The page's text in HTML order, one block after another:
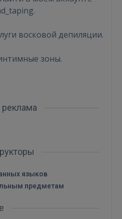
Запомнить?
восковой депиляции.
зоны.
реклама
языков
предметам